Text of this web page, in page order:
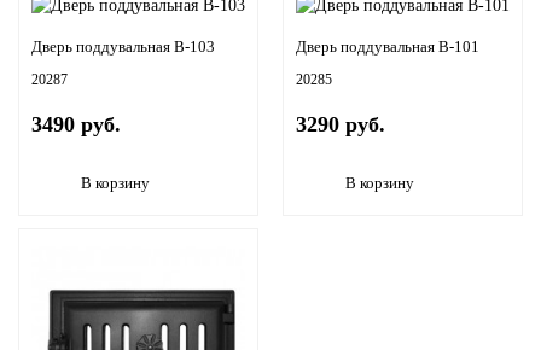
Дверь поддувальная B-103
20287
3490 руб.
В корзину
Дверь поддувальная B-101
20285
3290 руб.
В корзину